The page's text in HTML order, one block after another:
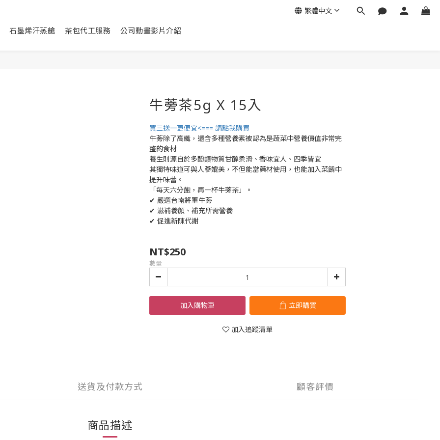
石墨烯汗蒸艙 茶包代工服務 公司動畫影片介紹
繁體中文
牛蒡茶5g X 15入
買三送一更便宜<=== 請點我購買
牛蒡除了高纖，還含多種營養素被認為是蔬菜中營養價值非常完
整的食材
養生則源自於多酚類物質甘醇柔滑、香味宜人、四季皆宜
其獨特味道可與人蔘媲美，不但能當藥材使用，也能加入菜餚中
提升味蕾。
「每天六分飽，再一杯牛蒡茶」。
✔ 嚴選台南將軍牛蒡
✔ 滋補養顏、補充所需營養
✔ 促進新陳代謝
NT$250
數量
加入購物車 立即購買
加入追蹤清單
送貨及付款方式 顧客評價
商品描述